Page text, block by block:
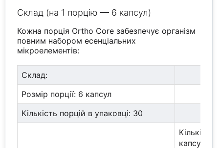
Склад (на 1 порцію — 6 капсул)
Кожна порція Ortho Core забезпечує організм
повним набором есенціальних
мікроелементів:
Склад:
Розмір порції: 6 капсул
Кількість порцій в упаковці: 30
капсул)